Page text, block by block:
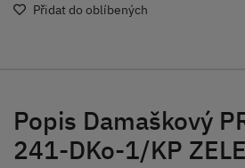
Přidat do oblíbených
Popis Damaškový
241-DKo-1/KP